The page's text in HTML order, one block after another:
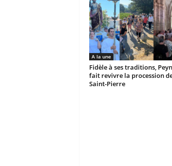
A la une
Fidèle à ses traditions,
fait revivre la procession
Saint-Pierre